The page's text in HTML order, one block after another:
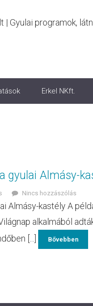
Erkel NKft.
gyulai Almásy-
Nincs hozzászólás
Almásy-kastély A
alkalmából
[...]
Bővebben